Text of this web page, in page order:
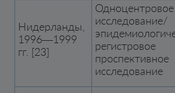
Нидерланды,
1996—1999
гг. [23]
Одноцентровое
исследование/
регистровое
проспективное
исследование